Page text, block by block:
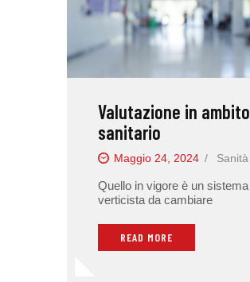
Valutazione in ambito
sanitario
Maggio 24, 2024 Sanità
Quello in vigore è un sistema
verticista da cambiare
READ MORE